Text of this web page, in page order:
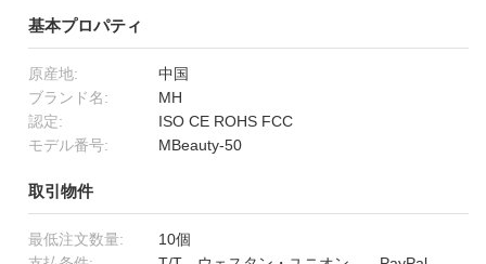
基本プロパティ
原産地:
中国
ブランド名:
MH
認定:
ISO CE ROHS FCC
モデル番号:
MBeauty-50
取引物件
最低注文数量:
10個